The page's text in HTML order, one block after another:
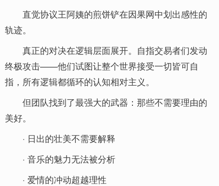
直觉协议王阿姨的煎饼铲在因果网中划出感性的
轨迹。
真正的对决在逻辑层面展开。自指交易者们发动
终极攻击——他们试图让整个世界接受一切皆可自
指，所有逻辑都循环的认知相对主义。
但团队找到了最强大的武器：那些不需要理由的
美好。
· 日出的壮美不需要解释
· 音乐的魅力无法被分析
· 爱情的冲动超越理性